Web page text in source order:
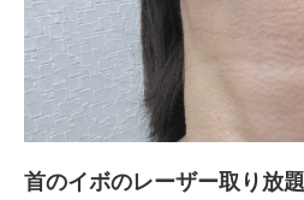
首のイボのレーザー取り放